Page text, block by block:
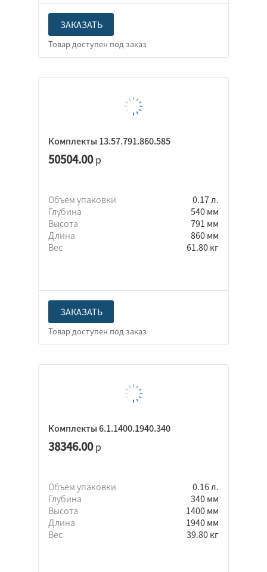
ЗАКАЗАТЬ
Комплекты 13.57.791.860.585
50504.00р
Объем упаковки
0.17 л.
Глубина
540 мм
Высота
791 мм
Длина
860 мм
Вес
61.80 кг
ЗАКАЗАТЬ
Комплекты 6.1.1400.1940.340
38346.00р
Объем упаковки
0.16 л.
Глубина
340 мм
Высота
1400 мм
Длина
1940 мм
Вес
39.80 кг